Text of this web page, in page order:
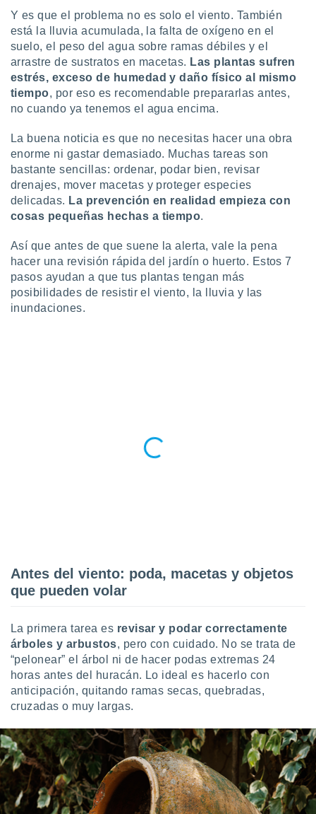
se
para
ni para
o
aunque
Puedes
acceder a
web a
abono
únicos
en
en
de
un
o acceder
datos
Y es que el problema no es solo el viento. También
está la lluvia acumulada, la falta de oxígeno en el
suelo, el peso del agua sobre ramas débiles y el
arrastre de sustratos en macetas. Las plantas sufren
estrés, exceso de humedad y daño físico al mismo
tiempo, por eso es recomendable prepararlas antes,
no cuando ya tenemos el agua encima.
La buena noticia es que no necesitas hacer una obra
enorme ni gastar demasiado. Muchas tareas son
bastante sencillas: ordenar, podar bien, revisar
drenajes, mover macetas y proteger especies
delicadas. La prevención en realidad empieza con
cosas pequeñas hechas a tiempo.
Así que antes de que suene la alerta, vale la pena
hacer una revisión rápida del jardín o huerto. Estos 7
pasos ayudan a que tus plantas tengan más
posibilidades de resistir el viento, la lluvia y las
inundaciones.
Antes del viento: poda, macetas y objetos
que pueden volar
La primera tarea es revisar y podar correctamente
árboles y arbustos, pero con cuidado. No se trata de
“pelonear” el árbol ni de hacer podas extremas 24
horas antes del huracán. Lo ideal es hacerlo con
anticipación, quitando ramas secas, quebradas,
cruzadas o muy largas.